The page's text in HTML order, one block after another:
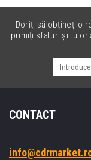
Doriți să obțineți o
primiți sfaturi și
CONTACT